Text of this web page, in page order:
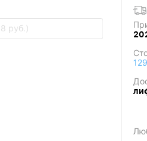
руб.)